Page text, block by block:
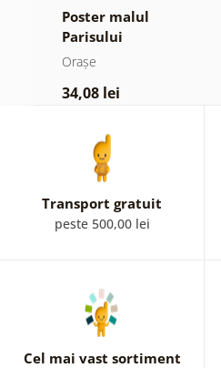
Poster malul
Parisului
Orașe
34,08 lei
Transport gratuit
peste 500,00 lei
Cel mai vast sortiment